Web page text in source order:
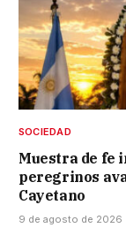
SOCIEDAD
Muestra de fe
peregrinos
Cayetano
9 de agosto de 2026